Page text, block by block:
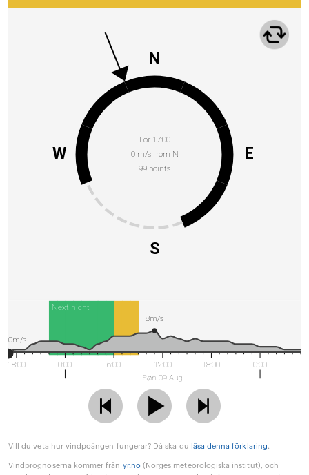
Lör 17:00
0 m/s from N
99 points
N
E
S
W
Next night
18:00 0:00 6:00
12:00
Søn 09 Aug
18:00 0:00
8m/s
0m/s
Vill du veta hur vindpoängen fungerar? Då ska du läsa denna förklaring.
Vindprognoserna kommer från yr.no (Norges meteorologiska institut), och